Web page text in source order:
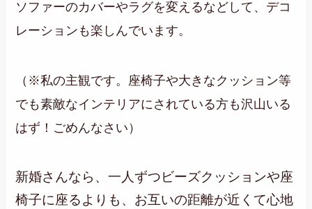
ソファーのカバーやラグを変えるなどして、デコ
レーションも楽しんでいます。
（※私の主観です。座椅子や大きなクッション等
でも素敵なインテリアにされている方も沢山いる
はず！ごめんなさい）
新婚さんなら、一人ずつビーズクッションや座
椅子に座るよりも、お互いの距離が近くて心地